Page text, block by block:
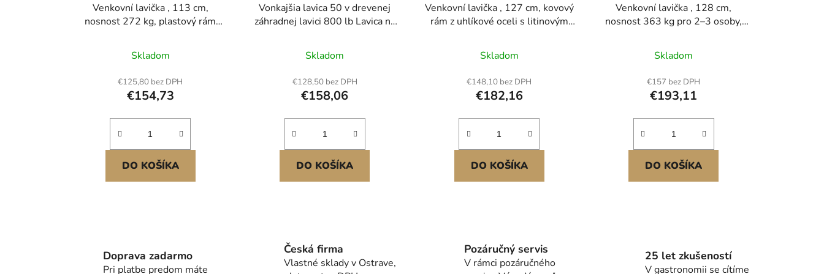
Venkovní lavička , 113 cm,
nosnost 272 kg, plastový rám
s nastavitelnými opěrkami a silnou
nohou, venkovní lavička na terasu,
zahradu, park, dvůr, verandu, černá
Skladom
€125,80 bez DPH
€154,73
DO KOŠÍKA
Vonkajšia lavica 50 v drevenej
záhradnej lavici 800 lb Lavica na
Skladom
€128,50 bez DPH
€158,06
DO KOŠÍKA
Venkovní lavička , 127 cm, kovový
rám z uhlíkové oceli s litinovým
opěrkami, odolná proti
povětrnostním vlivům venkovní
kluzáková lavička na terasu,
zahradu, park, dvůr, verandu,
starožitný bronz
Skladom
€148,10 bez DPH
€182,16
DO KOŠÍKA
Venkovní lavička , 128 cm,
nosnost 363 kg pro 2–3 osoby,
povětrnostním vlivům s
opěradlem a širokými loketními
opěrkami, venkovní lavička na
terasu, do zahrady, do parku, na
dvůr, barva přírodního dřeva
Skladom
€157 bez DPH
€193,11
DO KOŠÍKA
Doprava zadarmo
Pri platbe predom máte
Česká firma
Vlastné sklady v Ostrave,
Pozáručný servis
V rámci pozáručného
25 let zkušeností
V gastronomii se cítíme